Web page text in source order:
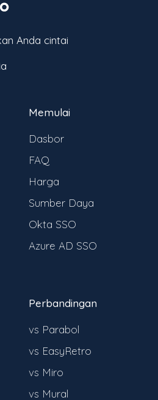
Anda cintai
Memulai
Dasbor
FAQ
Harga
Sumber Daya
Okta SSO
Azure AD SSO
Perbandingan
vs Parabol
vs EasyRetro
vs Miro
vs Mural